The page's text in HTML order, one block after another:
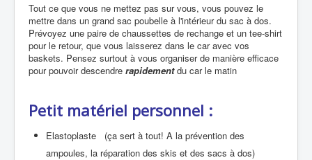
Tout ce que vous ne mettez pas sur vous, vous pouvez le
mettre dans un grand sac poubelle à l'intérieur du sac à dos.
Prévoyez une paire de chaussettes de rechange et un tee-shirt
pour le retour, que vous laisserez dans le car avec vos
baskets. Pensez surtout à vous organiser de manière efficace
pour pouvoir descendre rapidement du car le matin
Petit matériel personnel :
Elastoplaste (ça sert à tout! A la prévention des
ampoules, la réparation des skis et des sacs à dos)